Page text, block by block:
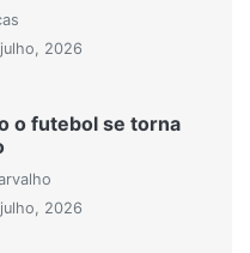
2026
o futebol se torna
2026